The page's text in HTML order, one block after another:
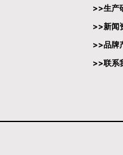
>>生产
>>新闻
>>品牌
>>联系